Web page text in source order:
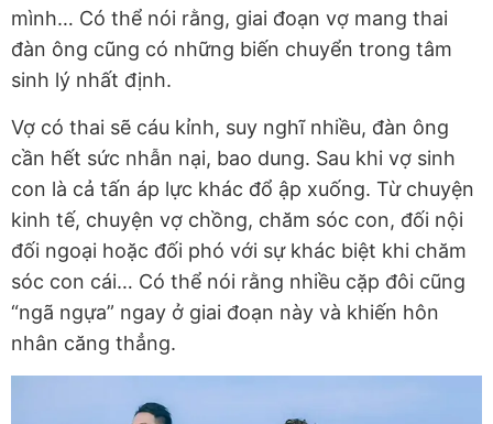
mình… Có thể nói rằng, giai đoạn vợ mang thai
đàn ông cũng có những biến chuyển trong tâm
sinh lý nhất định.
Vợ có thai sẽ cáu kỉnh, suy nghĩ nhiều, đàn ông
cần hết sức nhẫn nại, bao dung. Sau khi vợ sinh
con là cả tấn áp lực khác đổ ập xuống. Từ chuyện
kinh tế, chuyện vợ chồng, chăm sóc con, đối nội
đối ngoại hoặc đối phó với sự khác biệt khi chăm
sóc con cái… Có thể nói rằng nhiều cặp đôi cũng
“ngã ngựa” ngay ở giai đoạn này và khiến hôn
nhân căng thẳng.